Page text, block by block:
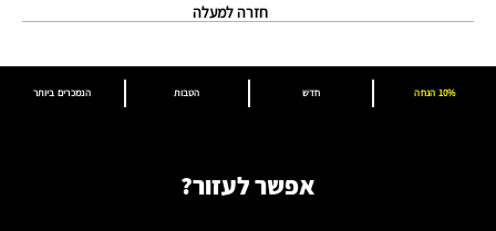
חזרה למעלה
הנמכרים ביותר הטבות חדש 10% הנחה
אפשר לעזור?